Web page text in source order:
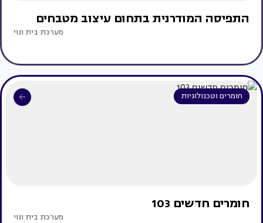
התפיסה המודרנית בתחום עיצוב מטבחים
מערכת בית ונוי
חומרים וטכנולוגיות
חומרים חדשים 103
מערכת בית ונוי